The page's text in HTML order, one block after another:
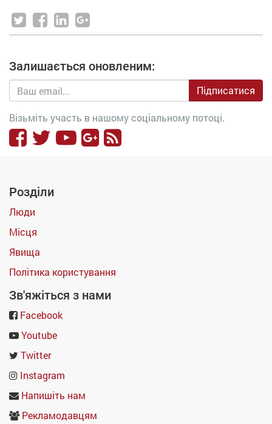
Залишається оновленим:
Підписатися
Візьміть участь в нашому соціальному потоці.
Розділи
Люди
Місця
Явища
Політика користування
Зв'яжіться з нами
Facebook
Youtube
Twitter
Instagram
Напишіть нам
Рекламодавцям